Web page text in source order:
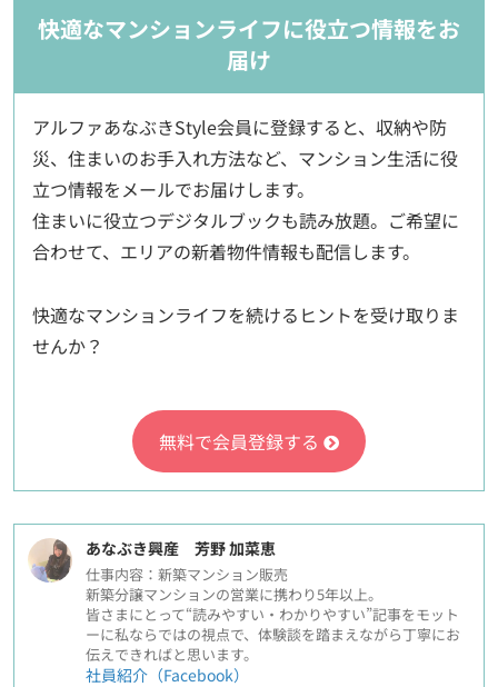
快適なマンションライフに役立つ情報をお
届け
アルファあなぶきStyle会員に登録すると、収納や防
災、住まいのお手入れ方法など、マンション生活に役
立つ情報をメールでお届けします。
住まいに役立つデジタルブックも読み放題。ご希望に
合わせて、エリアの新着物件情報も配信します。
快適なマンションライフを続けるヒントを受け取りま
せんか？
無料で会員登録する
あなぶき興産 芳野 加菜恵
仕事内容：新築マンション販売
新築分譲マンションの営業に携わり5年以上。
皆さまにとって“読みやすい・わかりやすい”記事をモット
ーに私ならではの視点で、体験談を踏まえながら丁寧にお
伝えできればと思います。
社員紹介（Facebook）